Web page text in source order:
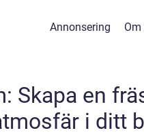
Annonsering
Skapa en
i ditt